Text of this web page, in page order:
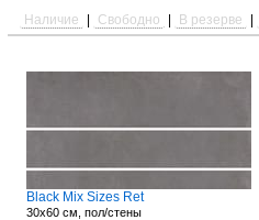
Наличие Свободно В резерве
Black Mix Sizes Ret
30x60 см, пол/стены